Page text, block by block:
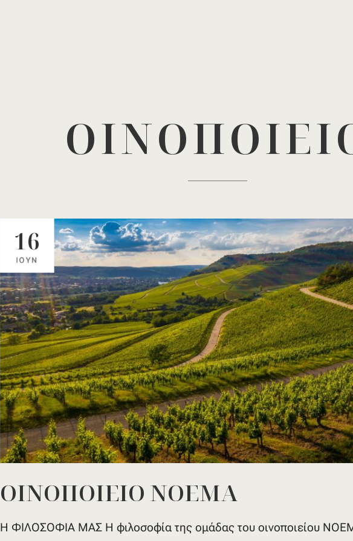
16
ΙΟΎΝ
OINOΠΟΙΕΙΟ ΝΟΕΜΑ
Η ΦΙΛΟΣΟΦΙΑ ΜΑΣ Η φιλοσοφία της ομάδας του οινοποιείου